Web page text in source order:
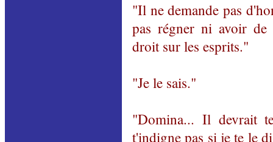
"Il ne demande pas
pas régner ni avoir
droit sur les esprits."
"Je le sais."
"Domina... Il devrait
t'indigne pas si je te le